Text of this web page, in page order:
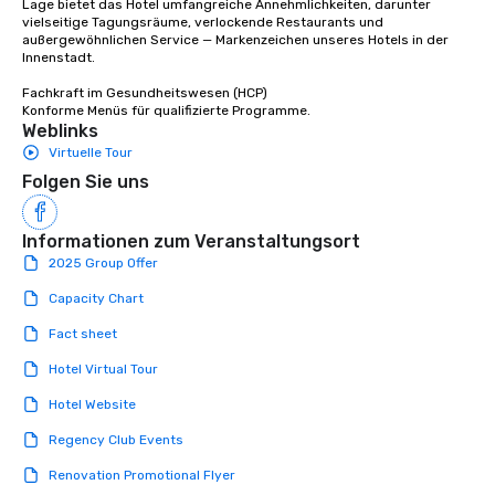
Stress-Free Booking
a tour is stress-free
date any dietary
Lage bietet das Hotel umfangreiche Annehmlichkeiten, darunter
vielseitige Tagungsräume, verlockende Restaurants und
außergewöhnlichen Service — Markenzeichen unseres Hotels in der
Innenstadt.
Fachkraft im Gesundheitswesen (HCP)
Konforme Menüs für qualifizierte Programme.
Weblinks
Virtuelle Tour
Folgen Sie uns
Informationen zum Veranstaltungsort
2025 Group Offer
Capacity Chart
Fact sheet
Hotel Virtual Tour
Hotel Website
Regency Club Events
Renovation Promotional Flyer